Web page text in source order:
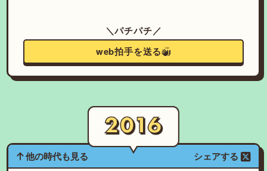
＼パチパチ／
web拍手を送る
他の時代も見る シェアする